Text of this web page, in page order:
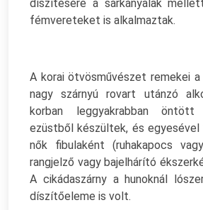
díszítésére a sárkányalak
fémvereteket is alkalmaztak.
A korai ötvösművészet remekei a
nagy szárnyú rovart utánzó
korban leggyakrabban
ezüstből készültek, és egyesével
nők fibulaként (ruhakapocs
rangjelző vagy bajelhárító
A cikádaszárny a hunoknál
díszítőeleme is volt.